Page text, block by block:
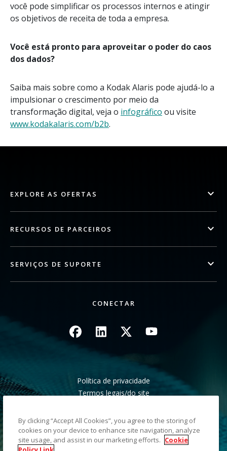
você pode simplificar os processos internos e atingir
os objetivos de receita de toda a empresa.
Você está pronto para aproveitar o poder do caos
dos dados?
Saiba mais sobre como a Kodak Alaris pode ajudá-lo a
impulsionar o crescimento por meio da
transformação digital, veja o infográfico ou visite
www.kodakalaris.com/b2b.
EXPLORE AS OFERTAS
RECURSOS DE PARCEIROS
SERVIÇOS DE SUPORTE
CONECTAR
ImagemImagemImagemImagem
Política de privacidade
Termos legais/do site
Não compartilhe minhas informações pessoais
Mapa do site
By clicking “Accept All Cookies”, you agree to the storing of
cookies on your device to enhance site navigation, analyze
site usage, and assist in our marketing efforts. Cookie